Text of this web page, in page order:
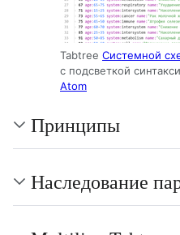
Tabtree Системной
c подсветкой
Atom
Принципы
Наследование